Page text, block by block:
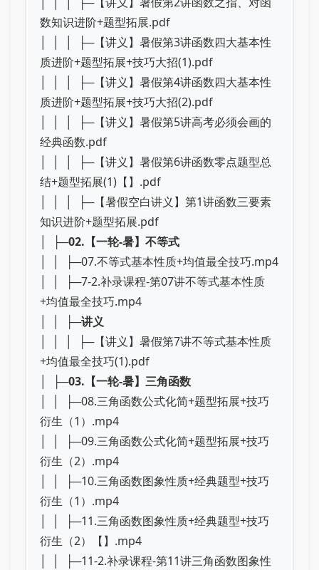
数知识进阶+题型拓展.pdf
│ │ │ ├─【讲义】暑假第3讲函数四大基本性
质进阶+题型拓展+技巧大招(1).pdf
│ │ │ ├─【讲义】暑假第4讲函数四大基本性
质进阶+题型拓展+技巧大招(2).pdf
│ │ │ ├─【讲义】暑假第5讲高考必须会画的
经典函数.pdf
│ │ │ ├─【讲义】暑假第6讲函数零点题型总
结+题型拓展(1)【】.pdf
│ │ │ ├─【暑假空白讲义】第1讲函数三要素
知识进阶+题型拓展.pdf
│ ├─02.【一轮-暑】不等式
│ │ ├─07.不等式基本性质+均值最全技巧.mp4
│ │ ├─7-2.补录课程-第07讲不等式基本性质
+均值最全技巧.mp4
│ │ ├─讲义
│ │ │ ├─【讲义】暑假第7讲不等式基本性质
+均值最全技巧(1).pdf
│ ├─03.【一轮-暑】三角函数
│ │ ├─08.三角函数公式化简+题型拓展+技巧
衍生（1）.mp4
│ │ ├─09.三角函数公式化简+题型拓展+技巧
衍生（2）.mp4
│ │ ├─10.三角函数图象性质+经典题型+技巧
衍生（1）.mp4
│ │ ├─11.三角函数图象性质+经典题型+技巧
衍生（2）【】.mp4
│ │ ├─11-2.补录课程-第11讲三角函数图象性